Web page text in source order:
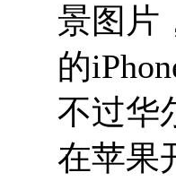
景图片
的
不过华
在苹果